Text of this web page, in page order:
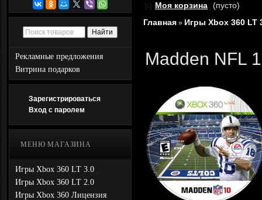
Рекламные предложения
Витрина подарков
Зарегистрироваться
Вход с паролем
МЕНЮ МАГАЗИНА
Игры Xbox 360 LT 3.0
Игры Xbox 360 LT 2.0
Игры Xbox 360 Лицензия
Моя корзина (пусто)
Главная » Игры Xbox 360 LT
Madden NFL